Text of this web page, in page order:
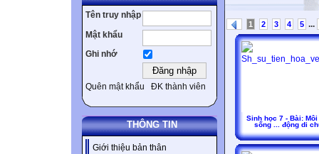
Tên truy nhập
Mật khẩu
Ghi nhớ
Quên mật khẩu ĐK thành viên
THÔNG TIN
Giới thiệu bản thân
1 2 3 4 5 ...
Sinh học 7 - Bài:
sống ... động di